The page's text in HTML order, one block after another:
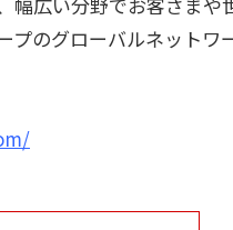
のグローバルネット